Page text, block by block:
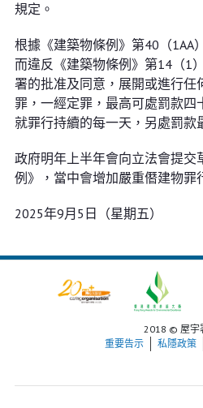
規定。
根據《建築物條例》第40（1AA
而違反《建築物條例》第14（1
署的批准及同意，展開或進行任
罪，一經定罪，最高可處罰款四
就罪行持續的每一天，另處罰款
政府明年上半年會向立法會提交
例》，當中會增加嚴重僭建物罪
2025年9月5日（星期五）
2018 © 屋宇
重要告示
私隱政策